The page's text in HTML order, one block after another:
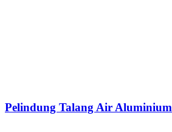
Pelindung Talang Air Aluminium